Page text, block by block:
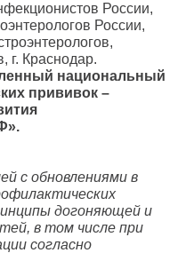
России,
России,
г. Краснодар.
национальный
прививок –
в РФ».
с обновлениями в
догоняющей и
в том числе при
согласно